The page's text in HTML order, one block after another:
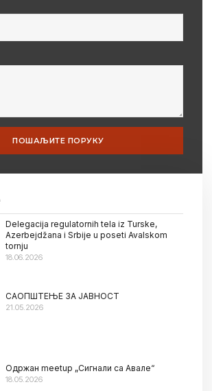
ПОШАЉИТЕ ПОРУКУ
Delegacija regulatornih tela iz Turske,
Azerbejdžana i Srbije u poseti Avalskom
tornju
18.06.2026
САОПШТЕЊЕ ЗА ЈАВНОСТ
21.05.2026
Oдржан meetup „Сигнали са Авале“
18.05.2026